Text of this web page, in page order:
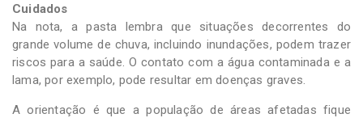
Cuidados
Na nota, a pasta lembra que situações decorrentes do
grande volume de chuva, incluindo inundações, podem trazer
riscos para a saúde. O contato com a água contaminada e a
lama, por exemplo, pode resultar em doenças graves.
A orientação é que a população de áreas afetadas fique